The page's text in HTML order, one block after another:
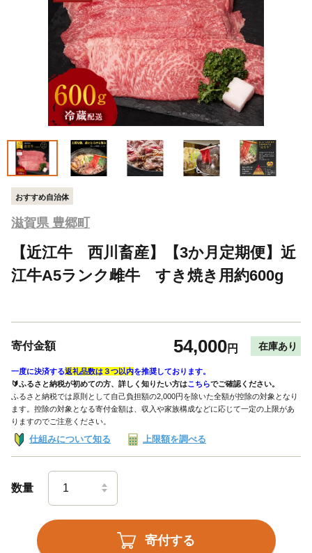
おすすめ自治体
滋賀県 豊郷町
【近江牛 西川畜産】【3か月定期便】近
江牛A5ランク雌牛 すき焼き用約600g
寄付金額 54,000円 在庫あり
一度に決済する返礼品数は３つ以内を推奨しております。
🔰ふるさと納税が初めての方、詳しく知りたい方はこちらでご確認ください。
ふるさと納税では原則として自己負担額の2,000円を除いた全額が控除の対象となり
ます。控除の対象となる寄付金額は、収入や家族構成などに応じて一定の上限があ
りますのでご注意ください。
仕組みについて知る 上限額を調べる
数量
寄付する